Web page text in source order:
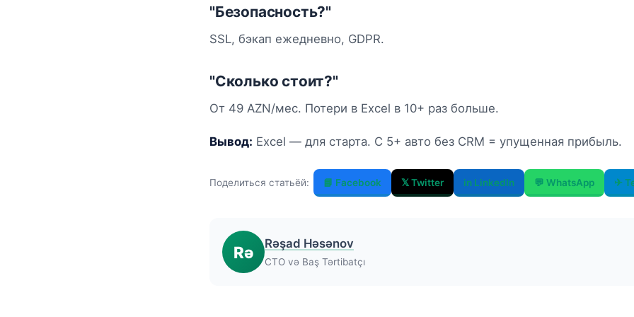
"Безопасность?"
SSL, бэкап ежедневно, GDPR.
"Сколько стоит?"
От 49 AZN/мес. Потери в Excel в 10+ раз больше.
Вывод: Excel — для старта. С 5+ авто без CRM = упущенная прибыль.
Поделиться статьёй: 📘 Facebook 𝕏 Twitter in LinkedIn 💬 WhatsApp ✈
Rə Rəşad Həsənov
CTO və Baş Tərtibatçı